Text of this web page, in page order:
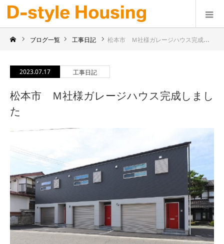
ブログ一覧 工事日記 松本市 Ｍ社様ガレージハウス完成しました
2023.07.17 工事日記
松本市 Ｍ社様ガレージハウス完成しまし
た